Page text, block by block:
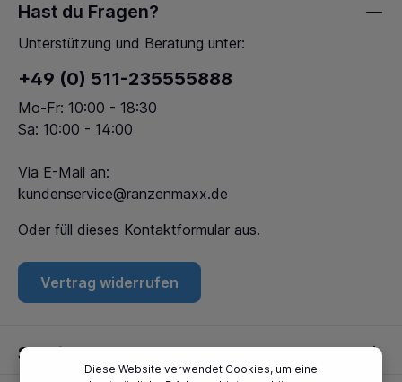
Hast du Fragen?
Unterstützung und Beratung unter:
+49 (0) 511-235555888
Mo-Fr: 10:00 - 18:30
Sa: 10:00 - 14:00
Via E-Mail an:
kundenservice@ranzenmaxx.de
Oder füll dieses Kontaktformular aus.
Vertrag widerrufen
Service
Diese Website verwendet Cookies, um eine